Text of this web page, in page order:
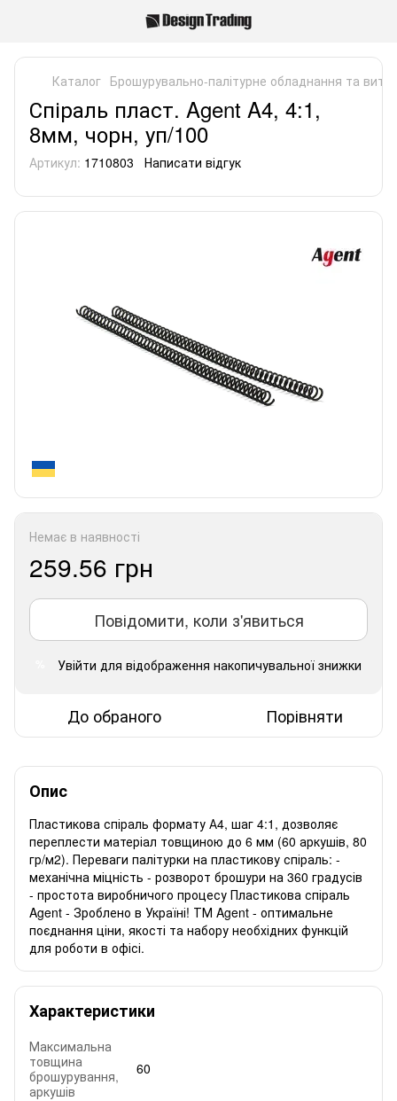
Каталог Брошурувально-палітурне обладнання та
Спіраль пласт. Agent A4, 4:1,
8мм, чорн, уп/100
Артикул: 1710803 Написати відгук
Немає в наявності
259.56 грн
Повідомити, коли з'явиться
Увійти для відображення накопичувальної знижки
До обраного Порівняти
Опис
Пластикова спіраль формату А4, шаг 4:1, дозволяє
переплести матеріал товщиною до 6 мм (60 аркушів, 80
гр/м2). Переваги палітурки на пластикову спіраль: -
механічна міцність - розворот брошури на 360 градусів
- простота виробничого процесу Пластикова спіраль
Agent - Зроблено в Україні! ТМ Agent - оптимальне
поєднання ціни, якості та набору необхідних функцій
для роботи в офісі.
Характеристики
Максимальна
товщина
брошурування,
аркушів
60